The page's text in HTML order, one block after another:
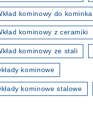
kominowy do kominka
kominowy z ceramiki
kominowy ze stali
kominowe
kominowe stalowe